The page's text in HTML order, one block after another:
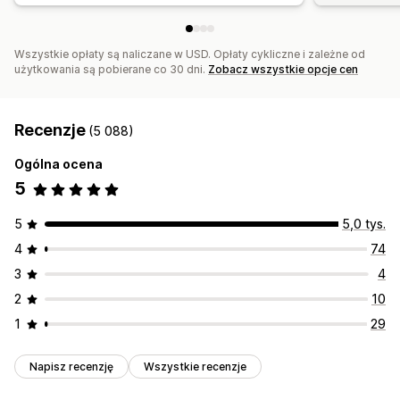
Testy A/B Współczynniki konwersji
Wszystkie opłaty są naliczane w USD. Opłaty cykliczne i zależne od
użytkowania są pobierane co 30 dni. Zobacz wszystkie opcje cen
Recenzje (5 088)
Ogólna ocena
5
5
5,0 tys.
4
74
3
4
2
10
1
29
Napisz recenzję Wszystkie recenzje